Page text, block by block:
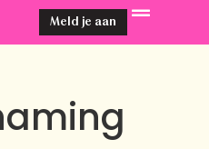
Meld je aan